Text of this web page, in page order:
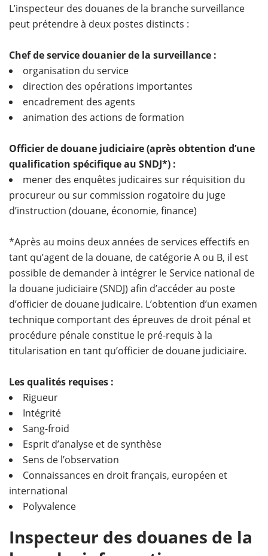
L’inspecteur des douanes de la branche surveillance
peut prétendre à deux postes distincts :
Chef de service douanier de la surveillance :
organisation du service
direction des opérations importantes
encadrement des agents
animation des actions de formation
Officier de douane judiciaire (après obtention d’une
qualification spécifique au SNDJ*) :
mener des enquêtes judicaires sur réquisition du
procureur ou sur commission rogatoire du juge
d’instruction (douane, économie, finance)
*Après au moins deux années de services effectifs en
tant qu’agent de la douane, de catégorie A ou B, il est
possible de demander à intégrer le Service national de
la douane judiciaire (SNDJ) afin d’accéder au poste
d’officier de douane judicaire. L’obtention d’un examen
technique comportant des épreuves de droit pénal et
procédure pénale constitue le pré-requis à la
titularisation en tant qu’officier de douane judiciaire.
Les qualités requises :
Rigueur
Intégrité
Sang-froid
Esprit d’analyse et de synthèse
Sens de l’observation
Connaissances en droit français, européen et
international
Polyvalence
Inspecteur des douanes de la